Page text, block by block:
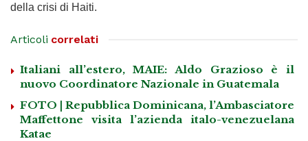
della crisi di Haiti.
Articoli correlati
Italiani all’estero, MAIE: Aldo Grazioso è il
nuovo Coordinatore Nazionale in Guatemala
FOTO | Repubblica Dominicana, l’Ambasciatore
Maffettone visita l’azienda italo-venezuelana
Katae